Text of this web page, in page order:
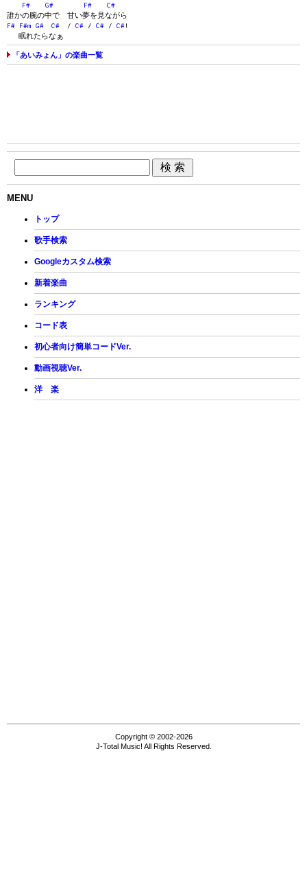
F# G# F#
C#
誰かの腕の中で 甘い夢を見ながら
F#
F#m G# C# / C# / C# / C#!
眠れたらなぁ
「あいみょん」の楽曲一覧
MENU
トップ
歌手検索
Googleカスタム検索
新着楽曲
ランキング
コード表
初心者向け簡単コードVer.
動画視聴Ver.
洋 楽
Copyright © 2002-2026
J-Total Music! All Rights Reserved.